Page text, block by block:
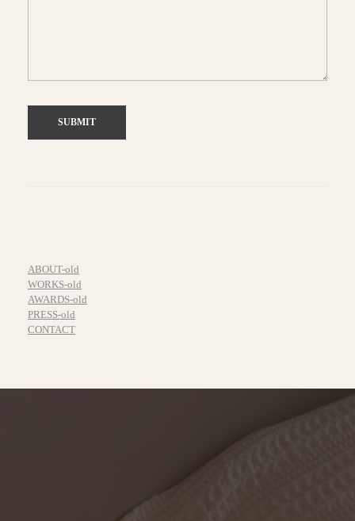
ABOUT-old
WORKS-old
AWARDS-old
PRESS-old
CONTACT